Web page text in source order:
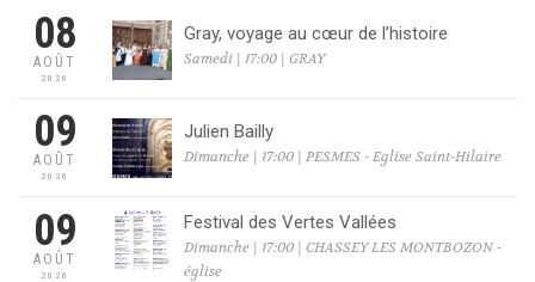
08
AOÛT
2026
Gray, voyage au cœur de l’histoire
Samedi | 17:00 | GRAY
09
AOÛT
2026
Julien Bailly
Dimanche | 17:00 | PESMES - Eglise Saint-Hilaire
09
AOÛT
2026
Festival des Vertes Vallées
Dimanche | 17:00 | CHASSEY LES MONTBOZON -
église